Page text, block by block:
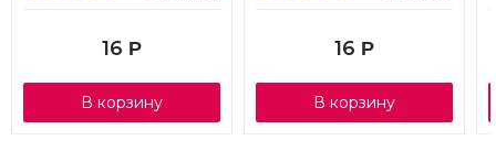
16 Р
В корзину
16 Р
В корзину